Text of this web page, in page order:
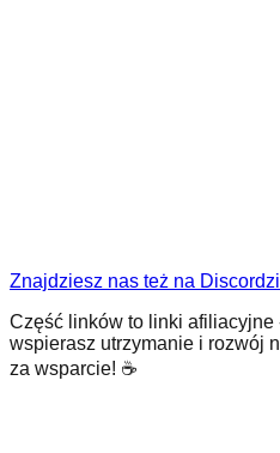
Znajdziesz nas też na
Część linków to linki afiliacyjne
wspierasz utrzymanie i rozwój
za wsparcie! ☕